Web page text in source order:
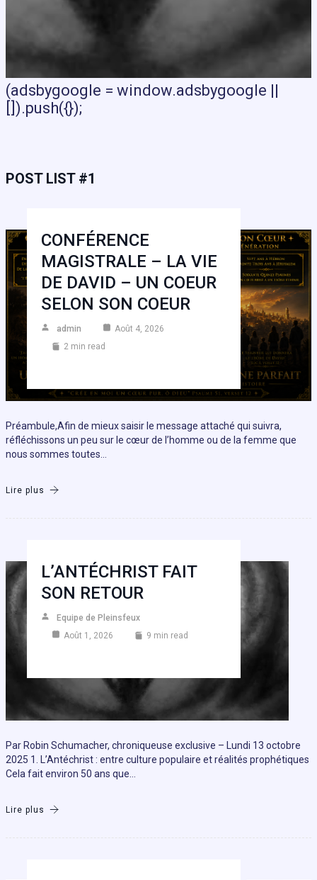
(adsbygoogle = window.adsbygoogle ||
[]).push({});
POST LIST #1
CONFÉRENCE
MAGISTRALE – LA VIE
DE DAVID – UN COEUR
SELON SON COEUR
admin
Août 4, 2026
2 min read
Préambule,Afin de mieux saisir le message attaché qui suivra,
réfléchissons un peu sur le cœur de l’homme ou de la femme que
nous sommes toutes…
Lire plus
L’ANTÉCHRIST FAIT
SON RETOUR
Equipe de Pleinsfeux
Août 1, 2026
9 min read
Par Robin Schumacher, chroniqueuse exclusive – Lundi 13 octobre
2025 1. L’Antéchrist : entre culture populaire et réalités prophétiques
Cela fait environ 50 ans que…
Lire plus